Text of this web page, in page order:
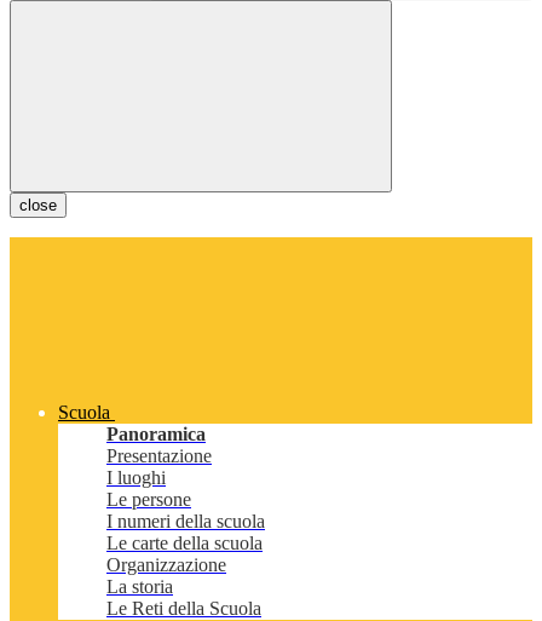
close
Scuola
Panoramica
Presentazione
I luoghi
Le persone
I numeri della scuola
Le carte della scuola
Organizzazione
La storia
Le Reti della Scuola